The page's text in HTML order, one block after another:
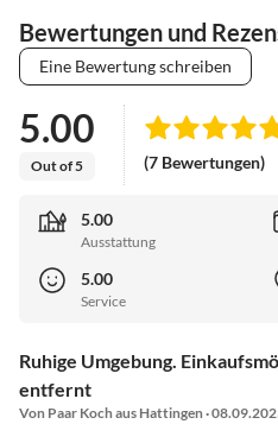
Bewertungen und
Eine Bewertung schreiben
5.00
Out of 5 (7 Bewertungen)
5.00
Ausstattung
5.00
Service
Ruhige Umgebung.
entfernt
Von Paar Koch aus Hattingen ·